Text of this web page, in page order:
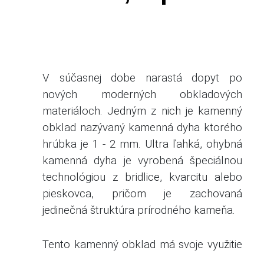
V súčasnej dobe narastá dopyt po
nových moderných obkladových
materiáloch. Jedným z nich je kamenný
obklad nazývaný kamenná dyha ktorého
hrúbka je 1 - 2 mm. Ultra ľahká, ohybná
kamenná dyha je vyrobená špeciálnou
technológiou z bridlice, kvarcitu alebo
pieskovca, pričom je zachovaná
jedinečná štruktúra prírodného kameňa.
Tento kamenný obklad má svoje využitie